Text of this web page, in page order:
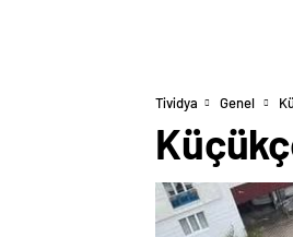
Tividya Genel